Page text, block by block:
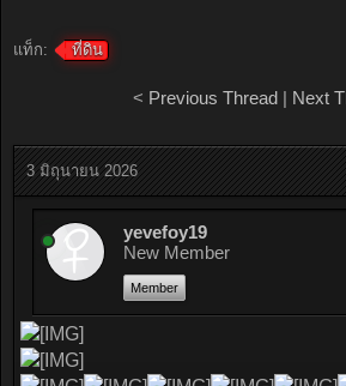
แท็ก: ที่ดิน
< Previous Thread| Next
3 มิถุนายน 2026
yevefoy19
New Member
Member